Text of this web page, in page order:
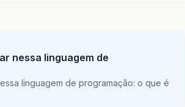
nessa linguagem de
linguagem de programação: o que é